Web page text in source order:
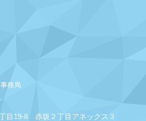
務局
目19-8 赤坂２丁目アネックス３